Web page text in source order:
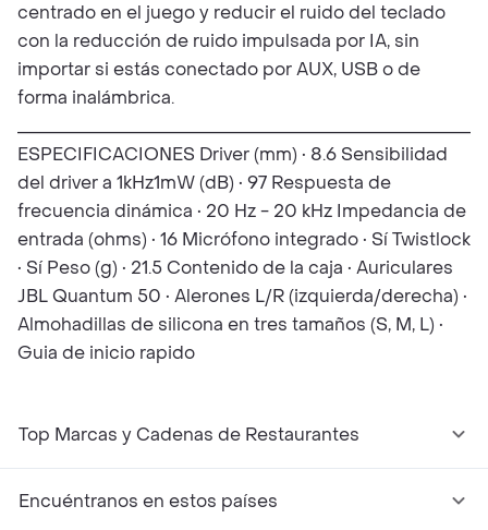
centrado en el juego y reducir el ruido del teclado
con la reducción de ruido impulsada por IA, sin
importar si estás conectado por AUX, USB o de
forma inalámbrica.
ESPECIFICACIONES Driver (mm) • 8.6 Sensibilidad
del driver a 1kHz1mW (dB) • 97 Respuesta de
frecuencia dinámica • 20 Hz - 20 kHz Impedancia de
entrada (ohms) • 16 Micrófono integrado • Sí Twistlock
• Sí Peso (g) • 21.5 Contenido de la caja • Auriculares
JBL Quantum 50 • Alerones L/R (izquierda/derecha) •
Almohadillas de silicona en tres tamaños (S, M, L) •
Guia de inicio rapido
Top Marcas y Cadenas de Restaurantes
Encuéntranos en estos países